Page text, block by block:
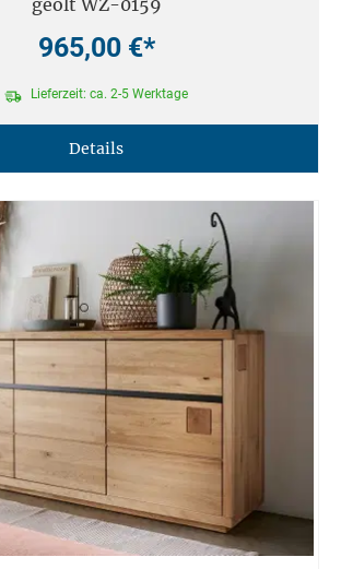
geölt WZ-0159
965,00 €*
Lieferzeit: ca. 2-5 Werktage
Details